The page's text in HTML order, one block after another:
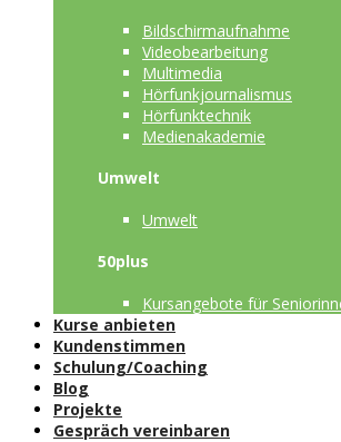
Bildschirmaufnahme
Videobearbeitung
Multimedia
Hörfunkjournalismus
Hörfunktechnik
Medienakademie
Umwelt
Umwelt
50plus
Kursangebote für
Kurse anbieten
Kundenstimmen
Schulung/Coaching
Blog
Projekte
Gespräch vereinbaren